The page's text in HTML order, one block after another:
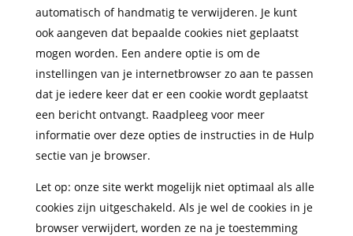
automatisch of handmatig te verwijderen. Je kunt
ook aangeven dat bepaalde cookies niet geplaatst
mogen worden. Een andere optie is om de
instellingen van je internetbrowser zo aan te passen
dat je iedere keer dat er een cookie wordt geplaatst
een bericht ontvangt. Raadpleeg voor meer
informatie over deze opties de instructies in de Hulp
sectie van je browser.
Let op: onze site werkt mogelijk niet optimaal als alle
cookies zijn uitgeschakeld. Als je wel de cookies in je
browser verwijdert, worden ze na je toestemming